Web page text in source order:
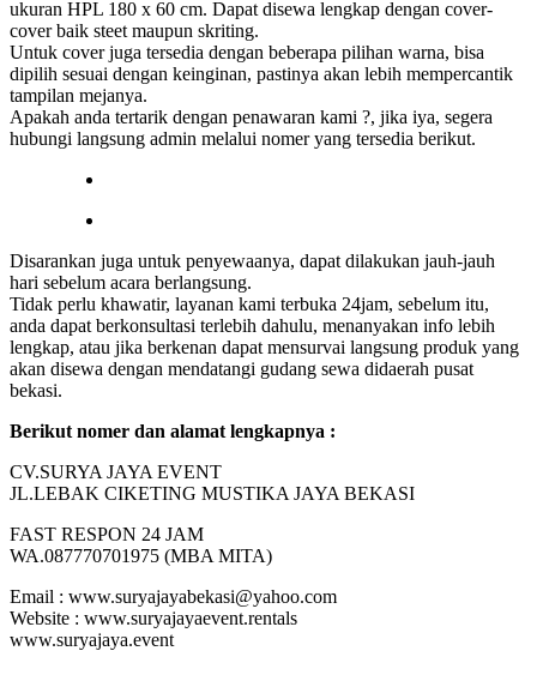
ukuran HPL 180 x 60 cm. Dapat disewa lengkap dengan cover-
cover baik steet maupun skriting.
Untuk cover juga tersedia dengan beberapa pilihan warna, bisa
dipilih sesuai dengan keinginan, pastinya akan lebih mempercantik
tampilan mejanya.
Apakah anda tertarik dengan penawaran kami ?, jika iya, segera
hubungi langsung admin melalui nomer yang tersedia berikut.
Disarankan juga untuk penyewaanya, dapat dilakukan jauh-jauh
hari sebelum acara berlangsung.
Tidak perlu khawatir, layanan kami terbuka 24jam, sebelum itu,
anda dapat berkonsultasi terlebih dahulu, menanyakan info lebih
lengkap, atau jika berkenan dapat mensurvai langsung produk yang
akan disewa dengan mendatangi gudang sewa didaerah pusat
bekasi.
Berikut nomer dan alamat lengkapnya :
CV.SURYA JAYA EVENT
JL.LEBAK CIKETING MUSTIKA JAYA BEKASI
FAST RESPON 24 JAM
WA.087770701975 (MBA MITA)
Email : www.suryajayabekasi@yahoo.com
Website : www.suryajayaevent.rentals
www.suryajaya.event